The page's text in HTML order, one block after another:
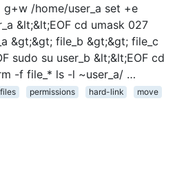
g+w /home/user_a set +e
&lt;&lt;EOF cd umask 027
&gt;&gt; file_b &gt;&gt; file_c
sudo su user_b &lt;&lt;EOF cd
-f file_* ls -l ~user_a/ …
files permissions hard-link move